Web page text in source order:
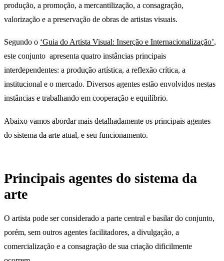
produção, a promoção, a mercantilização, a consagração,
valorização e a preservação de obras de artistas visuais.
Segundo o ‘Guia do Artista Visual: Inserção e Internacionalização’,
este conjunto apresenta quatro instâncias principais
interdependentes: a produção artística, a reflexão crítica, a
institucional e o mercado. Diversos agentes estão envolvidos nestas
instâncias e trabalhando em cooperação e equilíbrio.
Abaixo vamos abordar mais detalhadamente os principais agentes
do sistema da arte atual, e seu funcionamento.
Principais agentes do sistema da
arte
O artista pode ser considerado a parte central e basilar do conjunto,
porém, sem outros agentes facilitadores, a divulgação, a
comercialização e a consagração de sua criação dificilmente